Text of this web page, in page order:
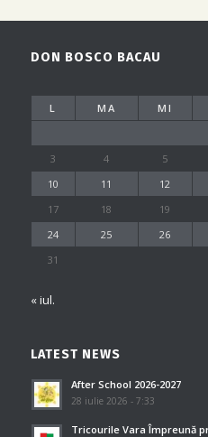
DON BOSCO BACAU
L MA MI
3
4 5
10
11 12
17
18 19
24
25 26
31
« iul.
LATEST NEWS
After School 2026-2027
28 iulie 2026 - 7:33
Tricourile Vara Împreună